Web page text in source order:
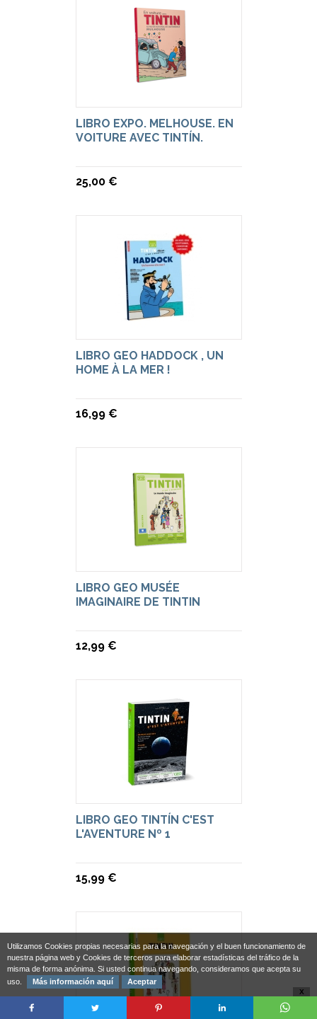
LIBRO EXPO. MELHOUSE. EN
VOITURE AVEC TINTÍN.
25,00 €
LIBRO GEO HADDOCK , UN
HOME À LA MER !
16,99 €
LIBRO GEO MUSÉE
IMAGINAIRE DE TINTIN
12,99 €
LIBRO GEO TINTÍN C'EST
L'AVENTURE Nº 1
15,99 €
Utilizamos Cookies propias necesarias para la navegación y el buen funcionamiento de
nuestra página web y Cookies de terceros para elaborar estadísticas del tráfico de la
misma de forma anónima. Si usted continua navegando, consideramos que acepta su
uso.
Más información aquí Aceptar
X